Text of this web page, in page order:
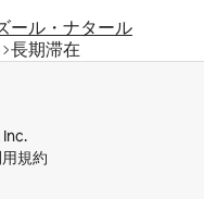
ール・ナタール
長期滞在
規約